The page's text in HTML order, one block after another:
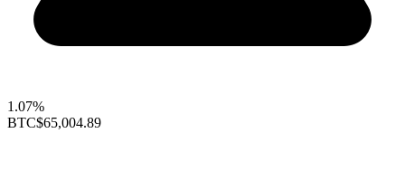
1.07%
BTC$65,004.89